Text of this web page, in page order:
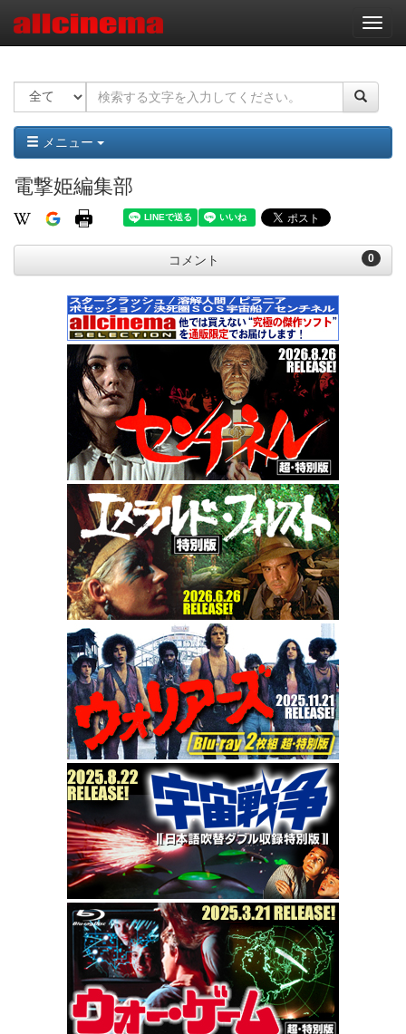
ナ
ビ
ー
ョ
ン
メニュー
電撃姫編集部
0
コメント